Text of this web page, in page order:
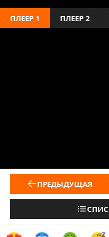
ПЛЕЕР 1 ПЛЕЕР 2
ПРЕДЫДУЩАЯ